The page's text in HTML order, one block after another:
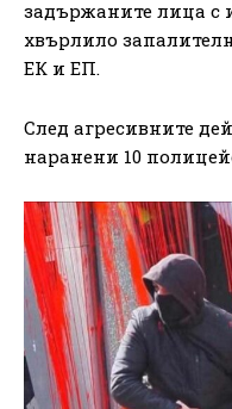
задържаните лица с
хвърлило
ЕК и ЕП.
След агресивните
наранени 10